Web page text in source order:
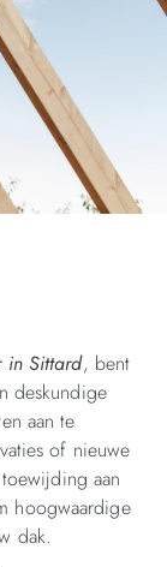
in Sittard, bent
deskundige
aan te
of nieuwe
aan
hoogwaardige
dak.